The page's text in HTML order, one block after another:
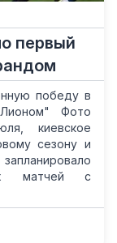
первый
победу в
Фото
киевское
сезону и
матчей с